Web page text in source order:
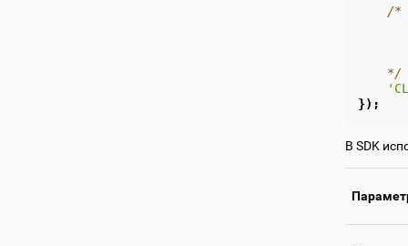
/*
    */
});
В SDK